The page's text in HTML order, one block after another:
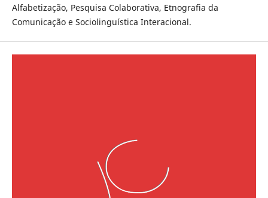
Alfabetização, Pesquisa Colaborativa, Etnografia da
Comunicação e Sociolinguística Interacional.